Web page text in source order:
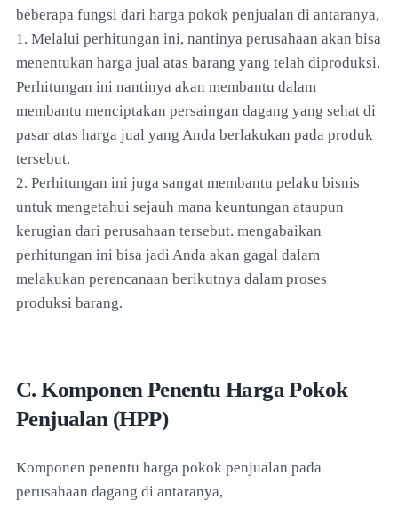
beberapa fungsi dari harga pokok penjualan di antaranya,
1. Melalui perhitungan ini, nantinya perusahaan akan bisa
menentukan harga jual atas barang yang telah diproduksi.
Perhitungan ini nantinya akan membantu dalam
membantu menciptakan persaingan dagang yang sehat di
pasar atas harga jual yang Anda berlakukan pada produk
tersebut.
2. Perhitungan ini juga sangat membantu pelaku bisnis
untuk mengetahui sejauh mana keuntungan ataupun
kerugian dari perusahaan tersebut. mengabaikan
perhitungan ini bisa jadi Anda akan gagal dalam
melakukan perencanaan berikutnya dalam proses
produksi barang.
C. Komponen Penentu Harga Pokok
Penjualan (HPP)
Komponen penentu harga pokok penjualan pada
perusahaan dagang di antaranya,